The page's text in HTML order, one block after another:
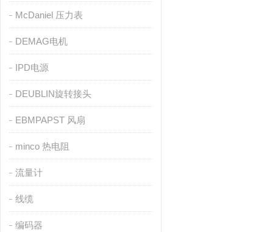
McDaniel 压力表
DEMAG电机
IPD电源
DEUBLIN旋转接头
EBMPAPST 风扇
minco 热电阻
流量计
线缆
编码器